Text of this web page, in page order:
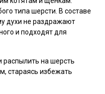
типа шерсти. В составе
духи не раздражают
и подходят для
распылить на шерсть
стараясь избежать